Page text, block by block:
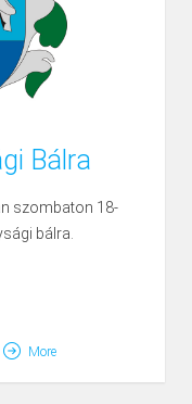
Bálra
szombaton 18-
bálra.
More